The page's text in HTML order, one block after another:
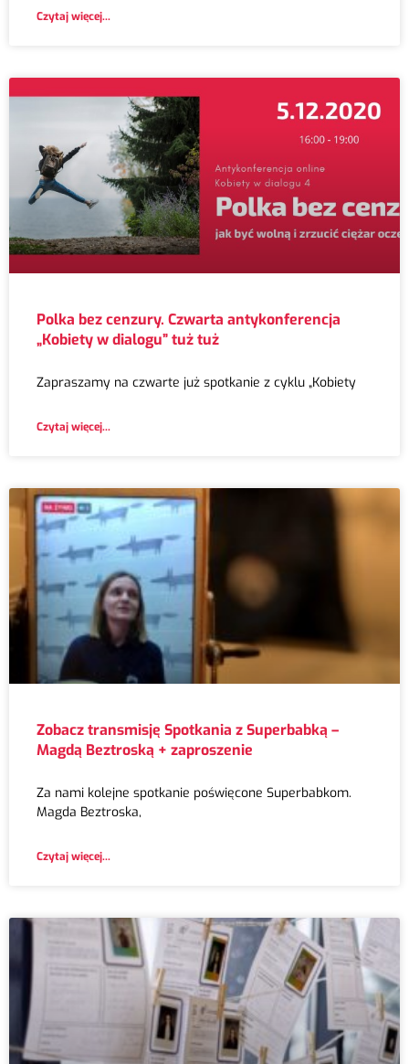
Czytaj więcej...
Polka bez cenzury. Czwarta antykonferencja
„Kobiety w dialogu” tuż tuż
Zapraszamy na czwarte już spotkanie z cyklu „Kobiety
Czytaj więcej...
Zobacz transmisję Spotkania z Superbabką –
Magdą Beztroską + zaproszenie
Za nami kolejne spotkanie poświęcone Superbabkom.
Magda Beztroska,
Czytaj więcej...